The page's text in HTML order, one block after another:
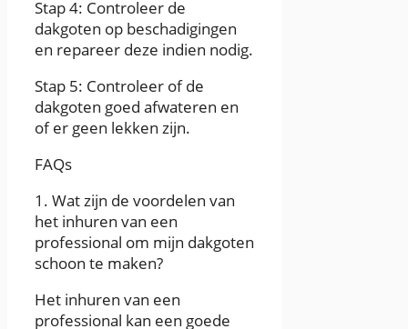
Stap 4: Controleer de
dakgoten op beschadigingen
en repareer deze indien nodig.
Stap 5: Controleer of de
dakgoten goed afwateren en
of er geen lekken zijn.
FAQs
1. Wat zijn de voordelen van
het inhuren van een
professional om mijn dakgoten
schoon te maken?
Het inhuren van een
professional kan een goede